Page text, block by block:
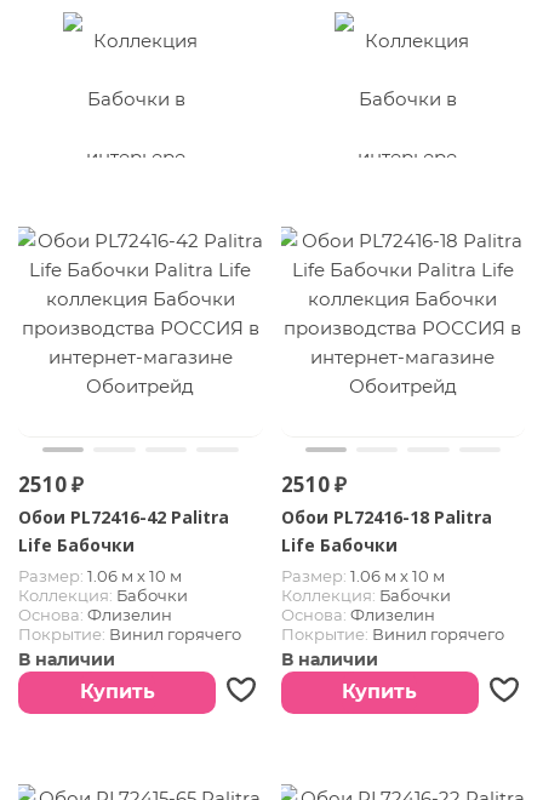
2510 ₽
Обои PL72416-42 Palitra
Life Бабочки
Размер: 1.06 м х 10 м
Коллекция: Бабочки
Основа: Флизелин
Покрытие: Винил горячего
тиснения
Страна:РОССИЯ
В наличии
Купить
2510 ₽
Обои PL72416-18 Palitra
Life Бабочки
Размер: 1.06 м х 10 м
Коллекция: Бабочки
Основа: Флизелин
Покрытие: Винил горячего
тиснения
Страна:РОССИЯ
В наличии
Купить